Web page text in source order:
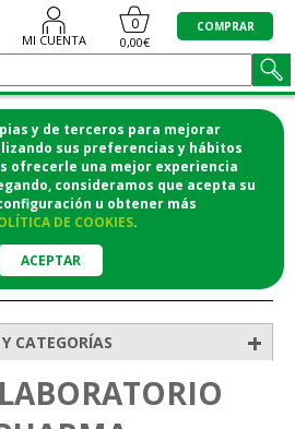
y de terceros para mejorar
sus preferencias y hábitos
ofrecerle una mejor experiencia
consideramos que acepta su
u obtener más
DE COOKIES.
ACEPTAR
MI CUENTA
0
0,00€
COMPRAR
DESDE CASA Y RECOGE
FARMACIA!
te lo mandamos a casa
CATEGORÍAS +